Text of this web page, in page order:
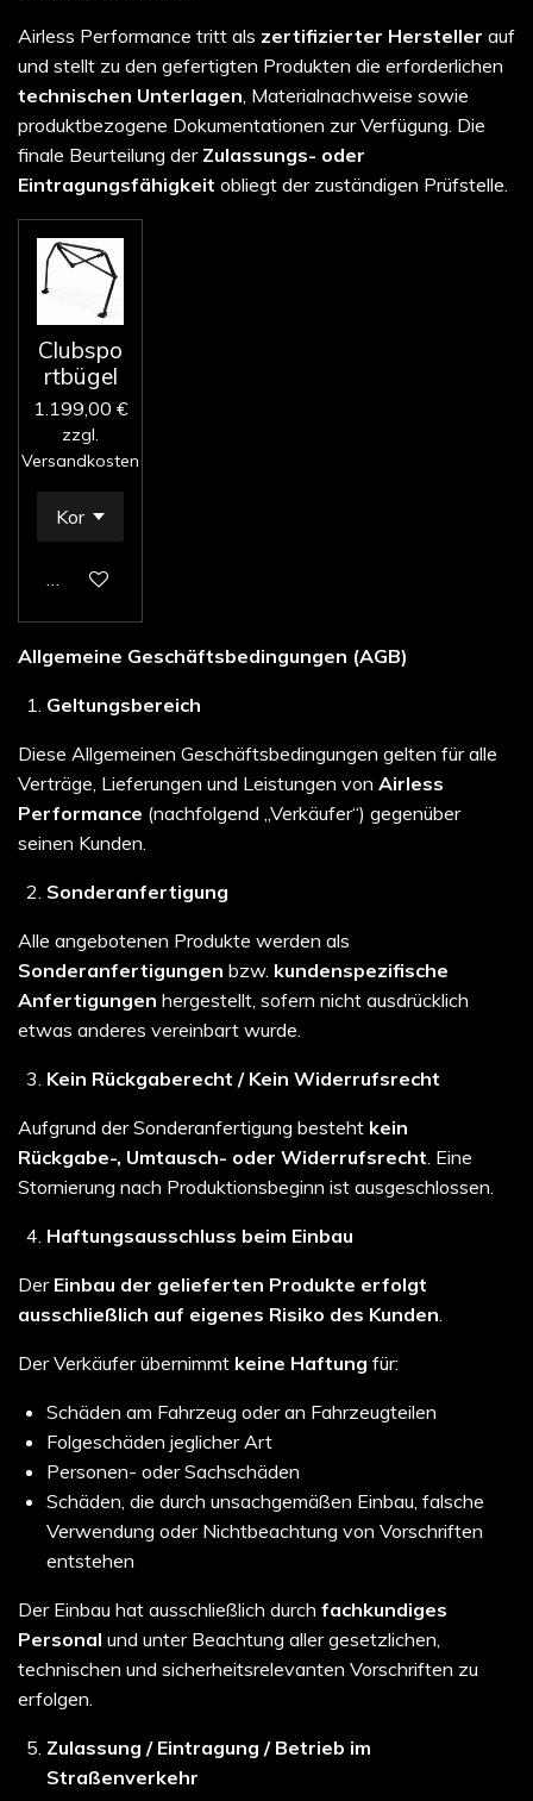
Airless Performance tritt als zertifizierter Hersteller auf
und stellt zu den gefertigten Produkten die erforderlichen
technischen Unterlagen, Materialnachweise sowie
produktbezogene Dokumentationen zur Verfügung. Die
finale Beurteilung der Zulassungs- oder
Eintragungsfähigkeit obliegt der zuständigen Prüfstelle.
Clubspo
rtbügel
1.199,00 €
zzgl.
Versandkosten
In den Warenkorb
Allgemeine Geschäftsbedingungen (AGB)
Geltungsbereich
Diese Allgemeinen Geschäftsbedingungen gelten für alle
Verträge, Lieferungen und Leistungen von Airless
Performance (nachfolgend „Verkäufer“) gegenüber
seinen Kunden.
Sonderanfertigung
Alle angebotenen Produkte werden als
Sonderanfertigungen bzw. kundenspezifische
Anfertigungen hergestellt, sofern nicht ausdrücklich
etwas anderes vereinbart wurde.
Kein Rückgaberecht / Kein Widerrufsrecht
Aufgrund der Sonderanfertigung besteht kein
Rückgabe-, Umtausch- oder Widerrufsrecht. Eine
Stornierung nach Produktionsbeginn ist ausgeschlossen.
Haftungsausschluss beim Einbau
Der Einbau der gelieferten Produkte erfolgt
ausschließlich auf eigenes Risiko des Kunden.
Der Verkäufer übernimmt keine Haftung für:
Schäden am Fahrzeug oder an Fahrzeugteilen
Folgeschäden jeglicher Art
Personen- oder Sachschäden
Schäden, die durch unsachgemäßen Einbau, falsche
Verwendung oder Nichtbeachtung von Vorschriften
entstehen
Der Einbau hat ausschließlich durch fachkundiges
Personal und unter Beachtung aller gesetzlichen,
technischen und sicherheitsrelevanten Vorschriften zu
erfolgen.
Zulassung / Eintragung / Betrieb im
Straßenverkehr